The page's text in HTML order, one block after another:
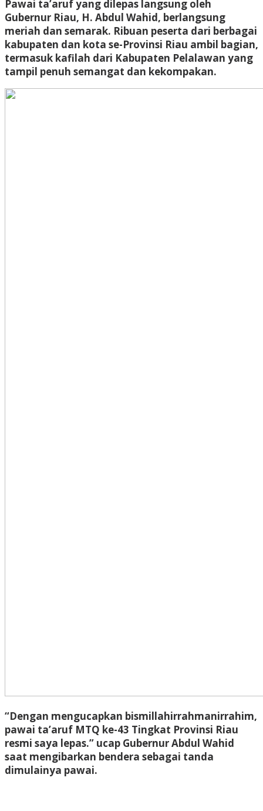
Pawai ta’aruf yang dilepas langsung oleh
Gubernur Riau, H. Abdul Wahid, berlangsung
meriah dan semarak. Ribuan peserta dari berbagai
kabupaten dan kota se-Provinsi Riau ambil bagian,
termasuk kafilah dari Kabupaten Pelalawan yang
tampil penuh semangat dan kekompakan.
“Dengan mengucapkan bismillahirrahmanirrahim,
pawai ta’aruf MTQ ke-43 Tingkat Provinsi Riau
resmi saya lepas.” ucap Gubernur Abdul Wahid
saat mengibarkan bendera sebagai tanda
dimulainya pawai.